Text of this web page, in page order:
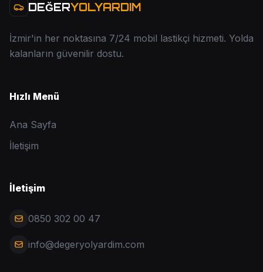
DEĞERYOLYARDIM
İzmir'in her noktasına 7/24 mobil lastikçi hizmeti. Yolda
kalanların güvenilir dostu.
Hızlı Menü
Ana Sayfa
İletişim
İletişim
0850 302 00 47
info@degeryolyardim.com